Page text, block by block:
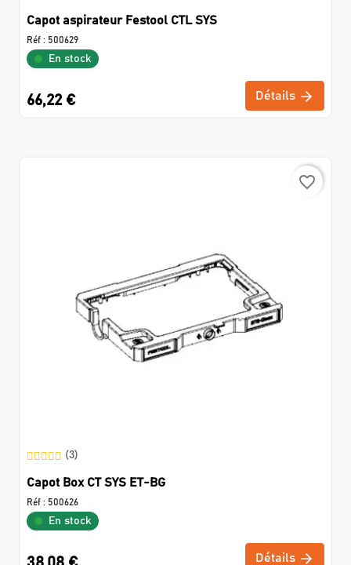
Capot aspirateur Festool CTL SYS
Réf : 500629
En stock
66,22 € Détails
favorite_border
(3)
Capot Box CT SYS ET-BG
Réf : 500626
En stock
Détails